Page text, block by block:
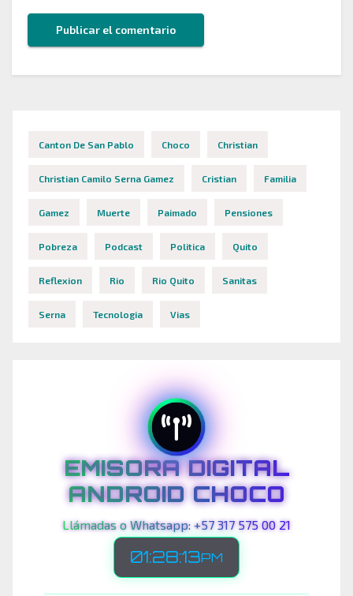
Canton De San Pablo Choco Christian
Christian Camilo Serna Gamez Cristian Familia
Gamez Muerte Paimado Pensiones
Pobreza Podcast Politica Quito
Reflexion Rio Rio Quito Sanitas
Serna Tecnologia Vias
EMISORA DIGITAL
ANDROID CHOCO
Llámadas o Whatsapp: +57 317 575 00 21
01:28:16PM